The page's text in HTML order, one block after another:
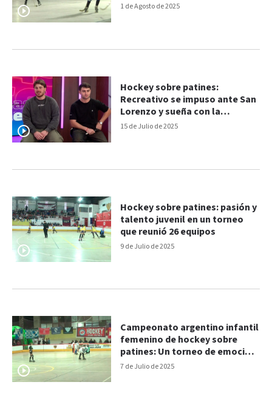
1 de Agosto de 2025
Juan
15 de Julio de 2025
Hockey sobre patines:
Recreativo se impuso ante San
Lorenzo y sueña con la
clasificación
9 de Julio de 2025
Hockey sobre patines: pasión y
talento juvenil en un torneo
que reunió 26 equipos
7 de Julio de 2025
Campeonato argentino infantil
femenino de hockey sobre
patines: Un torneo de emoción
y talento en Paraná